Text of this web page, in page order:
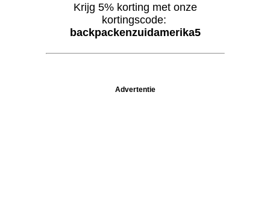
Krijg 5% korting met onze
kortingscode:
backpackenzuidamerika5
Advertentie